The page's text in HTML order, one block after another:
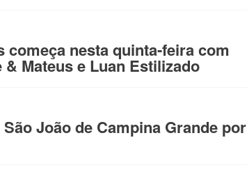
começa nesta quinta-feira com
Mateus e Luan Estilizado
João de Campina Grande por